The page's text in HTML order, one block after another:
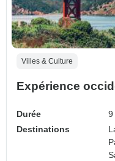
Villes & Culture
Expérience
Durée
9
Destinations